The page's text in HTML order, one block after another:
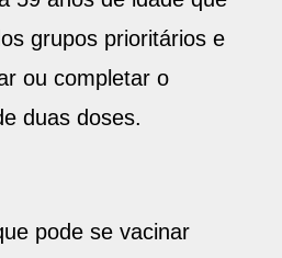
grupos prioritários e
ou completar o
duas doses.
pode se vacinar